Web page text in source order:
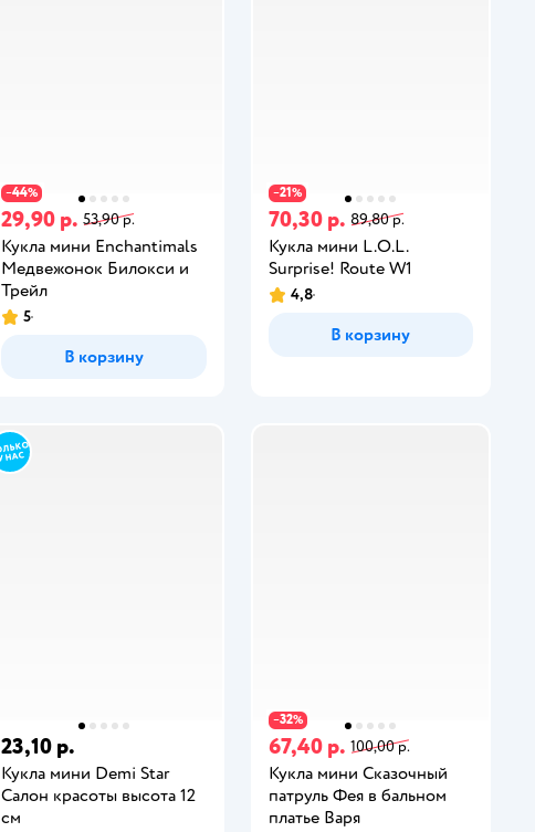
−44%
29,90 р. 53,90 р.
Кукла мини Enchantimals
Медвежонок Билокси и
Трейл
5
В корзину
−21%
70,30 р. 89,80 р.
Кукла мини L.O.L.
Surprise! Route W1
4,8
В корзину
23,10 р.
Кукла мини Demi Star
Салон красоты высота 12
см
−32%
67,40 р. 100,00 р.
Кукла мини Сказочный
патруль Фея в бальном
платье Варя